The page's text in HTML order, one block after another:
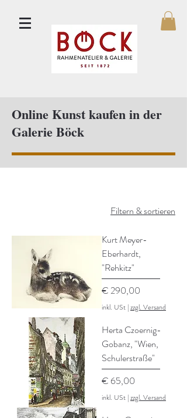
Online Kunst kaufen in der
Galerie Böck
Filtern & sortieren
Kurt Meyer-
Eberhardt,
"Rehkitz"
Preis
€ 290,00
inkl. USt |zzgl. Versand
Herta Czoernig-
Gobanz, "Wien,
Schulerstraße"
Preis
€ 65,00
inkl. USt |zzgl. Versand